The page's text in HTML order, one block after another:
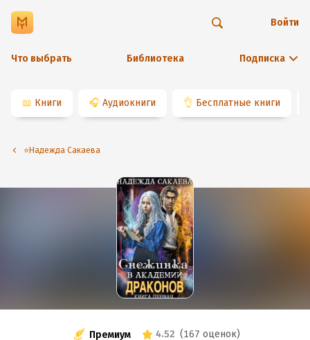
Что выбрать Библиотека Подписка
Войти
📖 Книги 🎧 Аудиокниги 👌 Бесплатные книги
⭐️Надежда Сакаева
Премиум 4.52 (167 оценок)